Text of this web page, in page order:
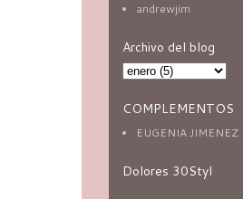
andrewjim
Archivo del blog
COMPLEMENTOS
EUGENIA JIMENEZ
Dolores 30Styl